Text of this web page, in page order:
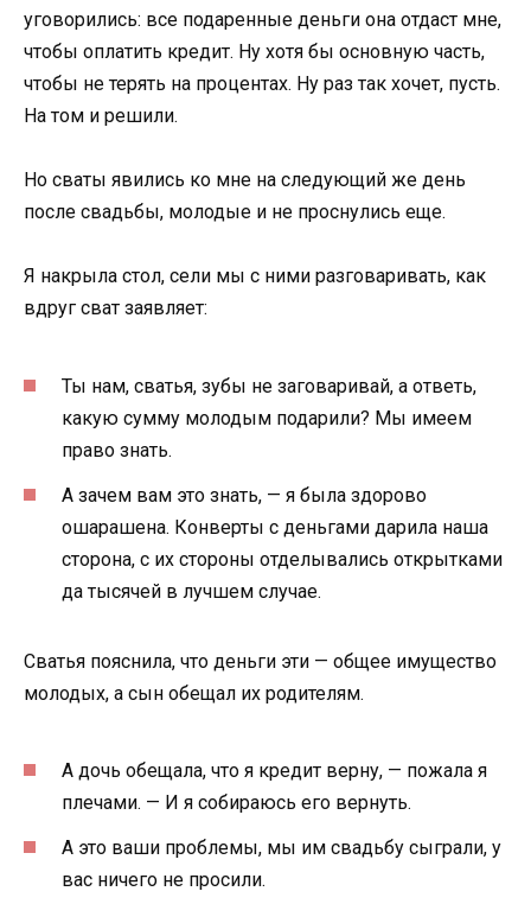
уговорились: все подаренные деньги она отдаст мне,
чтобы оплатить кредит. Ну хотя бы основную часть,
чтобы не терять на процентах. Ну раз так хочет, пусть.
На том и решили.
Но сваты явились ко мне на следующий же день
после свадьбы, молодые и не проснулись еще.
Я накрыла стол, сели мы с ними разговаривать, как
вдруг сват заявляет:
Ты нам, сватья, зубы не заговаривай, а ответь,
какую сумму молодым подарили? Мы имеем
право знать.
А зачем вам это знать, — я была здорово
ошарашена. Конверты с деньгами дарила наша
сторона, с их стороны отделывались открытками
да тысячей в лучшем случае.
Сватья пояснила, что деньги эти — общее имущество
молодых, а сын обещал их родителям.
А дочь обещала, что я кредит верну, — пожала я
плечами. — И я собираюсь его вернуть.
А это ваши проблемы, мы им свадьбу сыграли, у
вас ничего не просили.